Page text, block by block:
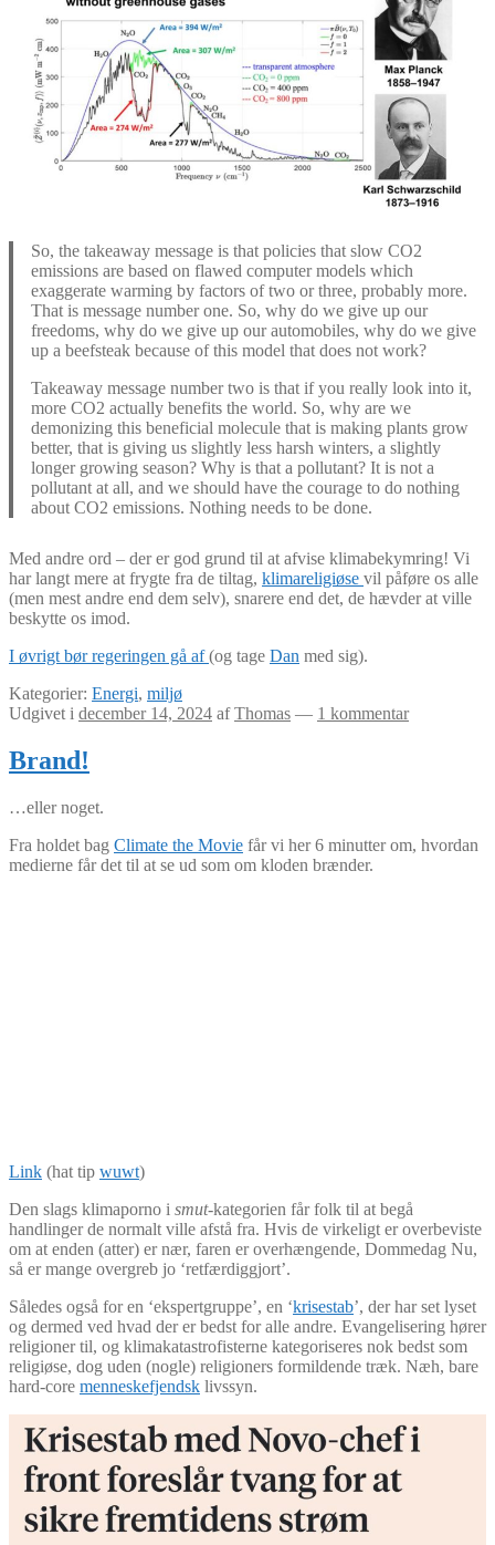
So, the takeaway message is that policies that slow CO2
emissions are based on flawed computer models which
exaggerate warming by factors of two or three, probably more.
That is message number one. So, why do we give up our
freedoms, why do we give up our automobiles, why do we give
up a beefsteak because of this model that does not work?
Takeaway message number two is that if you really look into it,
more CO2 actually benefits the world. So, why are we
demonizing this beneficial molecule that is making plants grow
better, that is giving us slightly less harsh winters, a slightly
longer growing season? Why is that a pollutant? It is not a
pollutant at all, and we should have the courage to do nothing
about CO2 emissions. Nothing needs to be done.
Med andre ord – der er god grund til at afvise klimabekymring! Vi
har langt mere at frygte fra de tiltag, klimareligiøse vil påføre os alle
(men mest andre end dem selv), snarere end det, de hævder at ville
beskytte os imod.
I øvrigt bør regeringen gå af(og tage Dan med sig).
Kategorier: Energi, miljø
Udgivet i december 14, 2024 afThomas — 1 kommentar
Brand!
…eller noget.
Fra holdet bag Climate the Movie får vi her 6 minutter om, hvordan
medierne får det til at se ud som om kloden brænder.
Link (hat tip wuwt)
Den slags klimaporno i smut-kategorien får folk til at begå
handlinger de normalt ville afstå fra. Hvis de virkeligt er overbeviste
om at enden (atter) er nær, faren er overhængende, Dommedag Nu,
så er mange overgreb jo ‘retfærdiggjort’.
Således også for en ‘ekspertgruppe’, en ‘krisestab’, der har set lyset
og dermed ved hvad der er bedst for alle andre. Evangelisering hører
religioner til, og klimakatastrofisterne kategoriseres nok bedst som
religiøse, dog uden (nogle) religioners formildende træk. Næh, bare
hard-core menneskefjendsk livssyn.